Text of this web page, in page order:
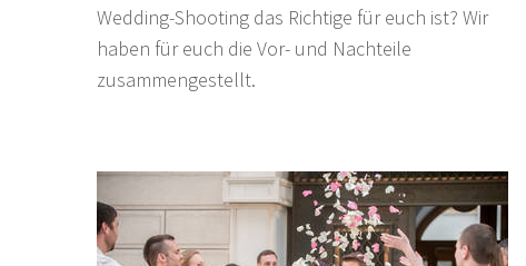
Wedding-Shooting das Richtige für euch ist? Wir
haben für euch die Vor- und Nachteile
zusammengestellt.